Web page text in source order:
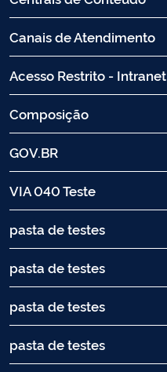
Canais de Atendimento
Acesso Restrito - Intranet
Composição
GOV.BR
VIA 040 Teste
pasta de testes
pasta de testes
pasta de testes
pasta de testes